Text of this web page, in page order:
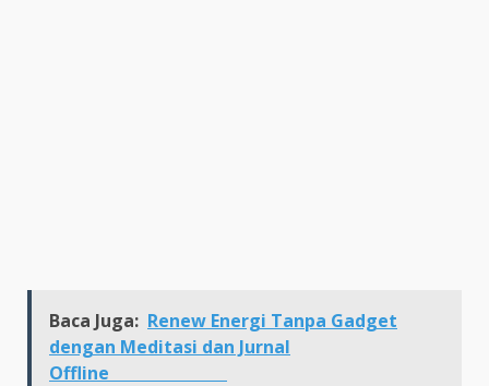
Baca Juga: Renew Energi Tanpa Gadget
dengan Meditasi dan Jurnal
Offline